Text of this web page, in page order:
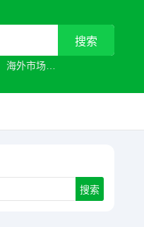
海外市场